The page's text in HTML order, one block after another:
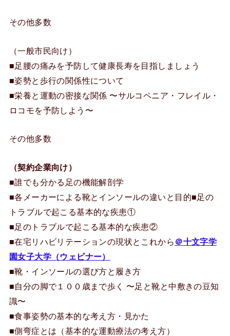
その他多数
（一般市民向け）
■足腰の痛みを予防して健康長寿を目指しましょう
■姿勢と歩行の関係性について
■栄養と運動の密接な関係 〜サルコペニア・フレイル・
ロコモを予防しよう〜
その他多数
（契約企業向け）
■誰でも分かる足の機能解剖学
■各メーカーによる靴とインソールの違いと目的■足の
トラブルで起こる基本的な疾患①
■足のトラブルで起こる基本的な疾患②
■在宅リハビリテーションの現状とこれから ＠十文字学
園女子大学（ウェビナー）
■靴・インソールの選び方と履き方
■自分の脚で１００歳まで歩く 〜足と靴と中敷きの豆知
識〜
■食事姿勢の基本的な考え方・見かた
■側弯症とは（基本的な運動療法の考え方）